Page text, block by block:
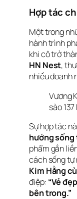
Hợp tác
Một trong
hành trình
khi cô trở
HN Nest,
nhiều doanh
Vương
sào
Sự hợp tác
hướng
phẩm gắn
cách sống tự
Kim Hằng
điệp: “Vẻ
bên trong.”